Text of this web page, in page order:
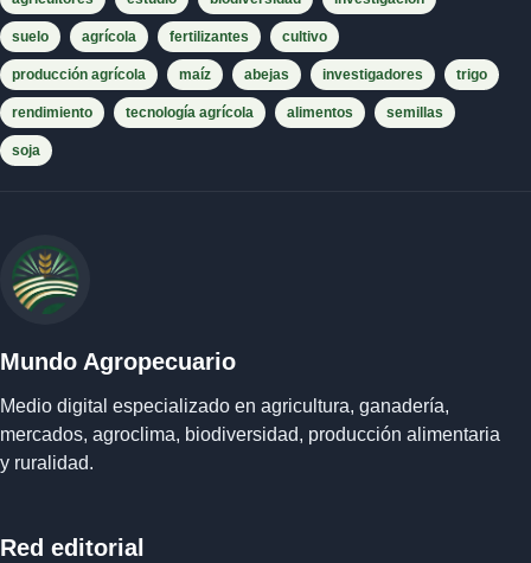
suelo agrícola fertilizantes cultivo
producción agrícola maíz abejas investigadores trigo
rendimiento tecnología agrícola alimentos semillas
soja
Mundo Agropecuario
Medio digital especializado en agricultura, ganadería,
mercados, agroclima, biodiversidad, producción alimentaria
y ruralidad.
Red editorial